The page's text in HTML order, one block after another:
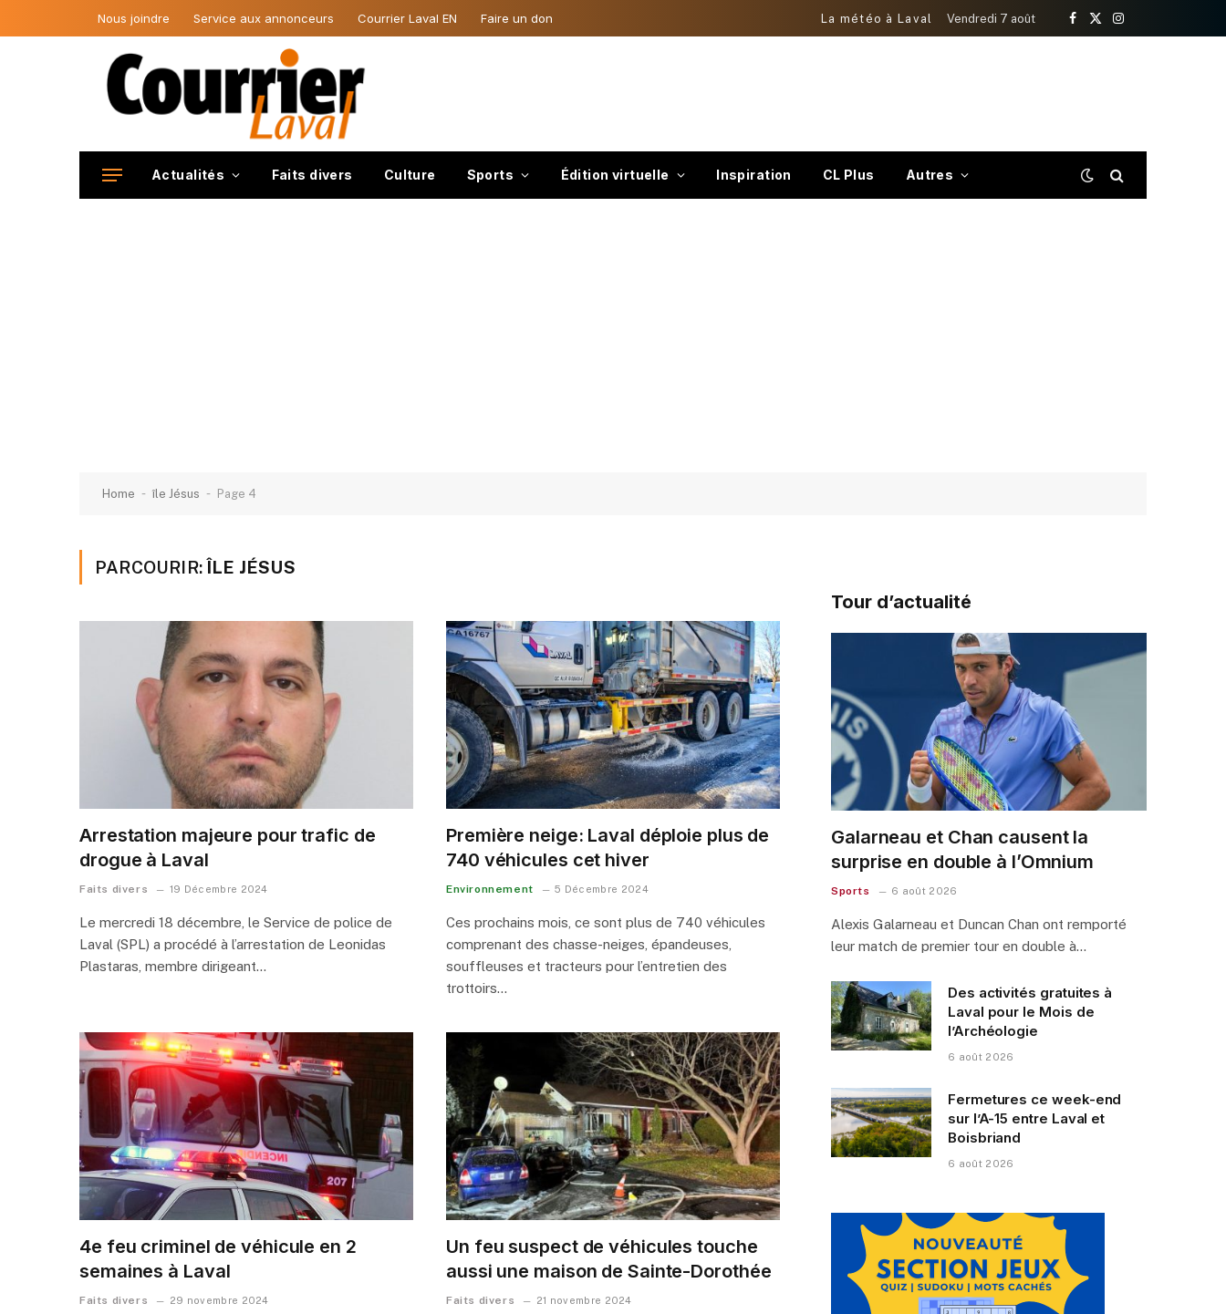
Nous joindre Service aux annonceurs Courrier Laval EN Faire un don La météo à Laval Vendredi 7 août
Facebook
X
Instagram
Actualités Faits divers Culture Sports Édition virtuelle Inspiration CL Plus Autres
Home - île Jésus - Page 4
PARCOURIR: ÎLE JÉSUS
Arrestation majeure pour trafic de
drogue à Laval
Faits divers 19 Décembre 2024
Le mercredi 18 décembre, le Service de police de
Laval (SPL) a procédé à l’arrestation de Leonidas
Plastaras, membre dirigeant…
Première neige: Laval déploie plus de
740 véhicules cet hiver
Environnement 5 Décembre 2024
Ces prochains mois, ce sont plus de 740 véhicules
comprenant des chasse-neiges, épandeuses,
souffleuses et tracteurs pour l’entretien des
trottoirs…
4e feu criminel de véhicule en 2
semaines à Laval
Faits divers 29 novembre 2024
Un feu suspect de véhicules touche
aussi une maison de Sainte-Dorothée
Faits divers 21 novembre 2024
Tour d’actualité
Galarneau et Chan causent la
surprise en double à l’Omnium
Sports 6 août 2026
Alexis Galarneau et Duncan Chan ont remporté
leur match de premier tour en double à…
Des activités gratuites à
Laval pour le Mois de
l’Archéologie
6 août 2026
Fermetures ce week-end
sur l’A-15 entre Laval et
Boisbriand
6 août 2026